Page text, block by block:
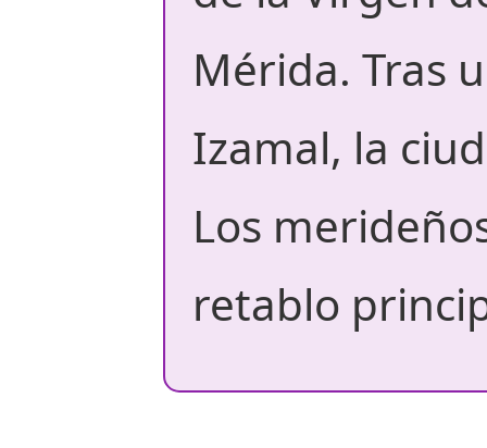
Mérida. Tras
Izamal, la
Los
retablo